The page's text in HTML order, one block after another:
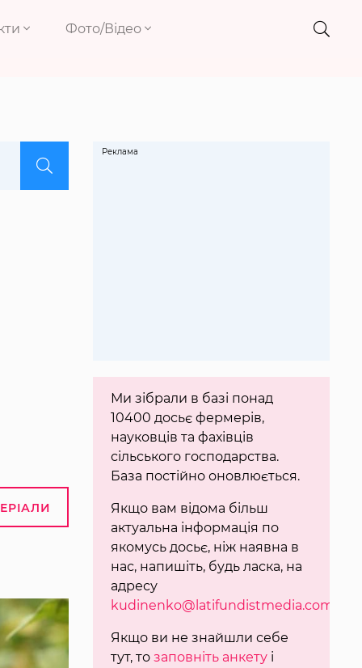
Фото/Відео
Ми зібрали в базі понад
10400 досьє фермерів,
науковців та фахівців
сільського господарства.
База постійно оновлюється.
Якщо вам відома більш
актуальна інформація по
якомусь досьє, ніж наявна в
нас, напишіть, будь ласка, на
адресу
kudinenko@latifundistmedia.com
Якщо ви не знайшли себе
тут, то заповніть анкетуі
Реклама